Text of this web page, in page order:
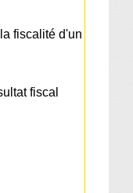
fiscalité d'un
fiscal